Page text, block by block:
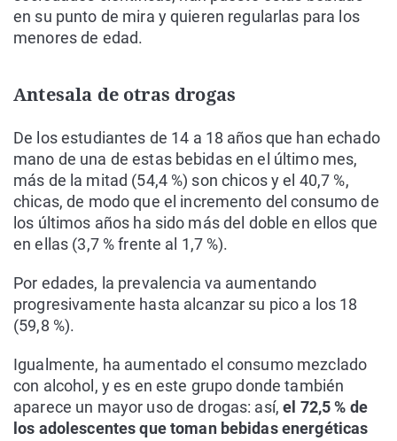
en su punto de mira y quieren regularlas para los
menores de edad.
Antesala de otras drogas
De los estudiantes de 14 a 18 años que han echado
mano de una de estas bebidas en el último mes,
más de la mitad (54,4 %) son chicos y el 40,7 %,
chicas, de modo que el incremento del consumo de
los últimos años ha sido más del doble en ellos que
en ellas (3,7 % frente al 1,7 %).
Por edades, la prevalencia va aumentando
progresivamente hasta alcanzar su pico a los 18
(59,8 %).
Igualmente, ha aumentado el consumo mezclado
con alcohol, y es en este grupo donde también
aparece un mayor uso de drogas: así, el 72,5 % de
los adolescentes que toman bebidas energéticas